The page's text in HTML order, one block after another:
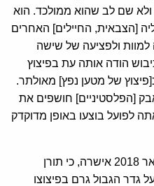
ולא שם לב שהוא ממולכד. הוא
[הצבאית, החיילים] האחרים
למוות ולפציעה של שישה
הודה אותה עת בפיצוץ
של מטען נפץ] מאולתר.
[הפלסטיניים] חושפים את
לפועל בוצעו באופן מדוקדק
הודעת דובר בצה"ל ב-18 בפברואר 2018 אישרה, כי תורן
גדר הגבול גרם בפיצוצו